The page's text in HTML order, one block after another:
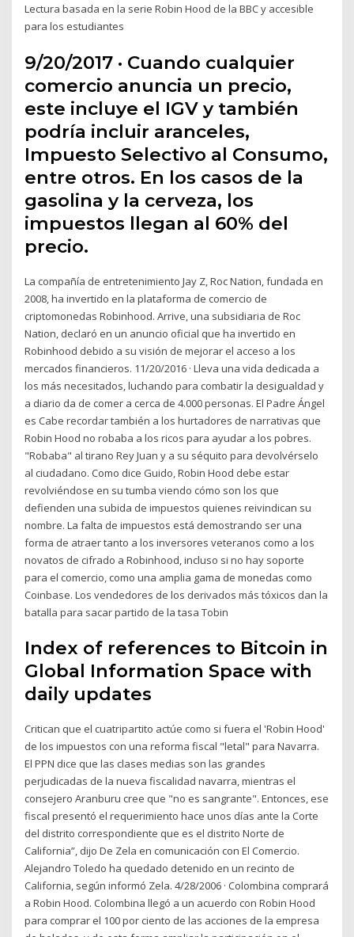
Lectura basada en la serie Robin Hood de la BBC y accesible
para los estudiantes
9/20/2017 · Cuando cualquier
comercio anuncia un precio,
este incluye el IGV y también
podría incluir aranceles,
Impuesto Selectivo al Consumo,
entre otros. En los casos de la
gasolina y la cerveza, los
impuestos llegan al 60% del
precio.
La compañía de entretenimiento Jay Z, Roc Nation, fundada en
2008, ha invertido en la plataforma de comercio de
criptomonedas Robinhood. Arrive, una subsidiaria de Roc
Nation, declaró en un anuncio oficial que ha invertido en
Robinhood debido a su visión de mejorar el acceso a los
mercados financieros. 11/20/2016 · Lleva una vida dedicada a
los más necesitados, luchando para combatir la desigualdad y
a diario da de comer a cerca de 4.000 personas. El Padre Ángel
es Cabe recordar también a los hurtadores de narrativas que
Robin Hood no robaba a los ricos para ayudar a los pobres.
"Robaba" al tirano Rey Juan y a su séquito para devolvérselo
al ciudadano. Como dice Guido, Robin Hood debe estar
revolviéndose en su tumba viendo cómo son los que
defienden una subida de impuestos quienes reivindican su
nombre. La falta de impuestos está demostrando ser una
forma de atraer tanto a los inversores veteranos como a los
novatos de cifrado a Robinhood, incluso si no hay soporte
para el comercio, como una amplia gama de monedas como
Coinbase. Los vendedores de los derivados más tóxicos dan la
batalla para sacar partido de la tasa Tobin
Index of references to Bitcoin in
Global Information Space with
daily updates
Critican que el cuatripartito actúe como si fuera el 'Robin Hood'
de los impuestos con una reforma fiscal "letal" para Navarra.
El PPN dice que las clases medias son las grandes
perjudicadas de la nueva fiscalidad navarra, mientras el
consejero Aranburu cree que "no es sangrante". Entonces, ese
fiscal presentó el requerimiento hace unos días ante la Corte
del distrito correspondiente que es el distrito Norte de
California”, dijo De Zela en comunicación con El Comercio.
Alejandro Toledo ha quedado detenido en un recinto de
California, según informó Zela. 4/28/2006 · Colombina comprará
a Robin Hood. Colombina llegó a un acuerdo con Robin Hood
para comprar el 100 por ciento de las acciones de la empresa